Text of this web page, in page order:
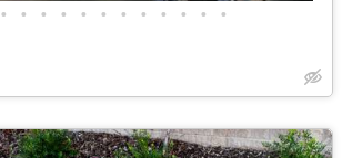
• • • • • • • • • • • •